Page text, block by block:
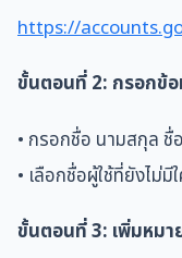
https://
ขั้นตอนที่ 2: กรอกข้
• กรอกชื่อ นามสกุล ชื่
• เลือกชื่อผู้ใช้ที่ยังไม่มี
ขั้นตอนที่ 3: เพิ่มหมา